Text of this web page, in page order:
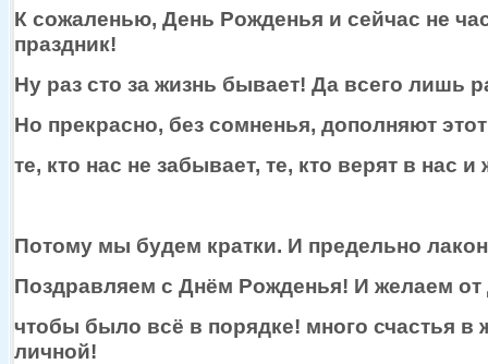
К сожаленью, День Рожденья и сейчас не
праздник!
Ну раз сто за жизнь бывает! Да всего лишь
Но прекрасно, без сомненья, дополняют
те, кто нас не забывает, те, кто верят в нас и
Потому мы будем кратки. И предельно
Поздравляем с Днём Рожденья! И желаем
чтобы было всё в порядке! много счастья в
личной!